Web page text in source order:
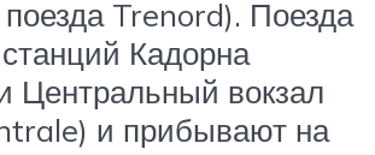
Trenord). Поезда
Кадорна
Центральный вокзал
и прибывают на